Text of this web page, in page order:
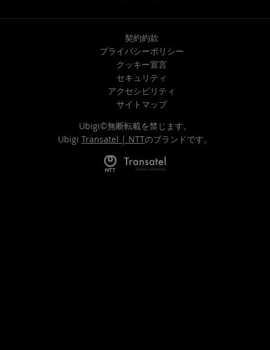
契約約款
プライバシーポリシー
クッキー宣言
セキュリティ
アクセシビリティ
サイトマップ
Ubigi©無断転載を禁じます。
Ubigi Transatel | NTTのブランドです。